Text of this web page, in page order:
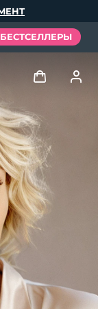
БЕСТСЕЛЛЕРЫ
приборы
Мои заказы
Мои адреса
подписки
中文